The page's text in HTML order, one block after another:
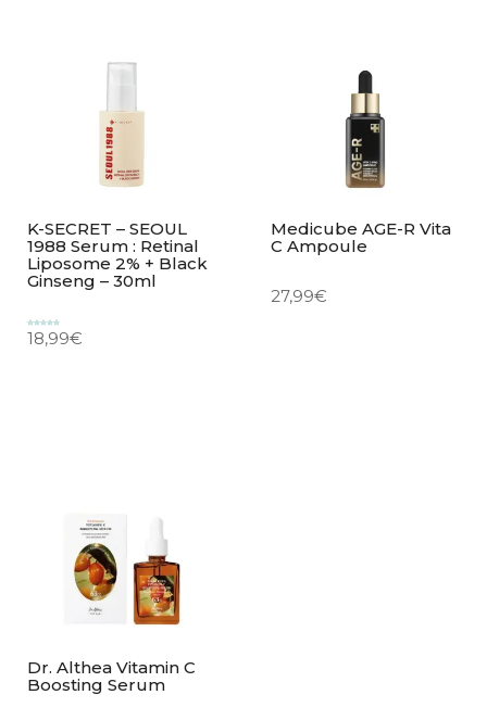
K-SECRET – SEOUL
1988 Serum : Retinal
Liposome 2% + Black
Ginseng – 30ml
con
5.00
18,99€
Medicube AGE-R Vita
C Ampoule
27,99€
Dr. Althea Vitamin C
Boosting Serum